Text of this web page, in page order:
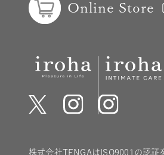
Online Store
株式会社TENGAはISO9001の認証を